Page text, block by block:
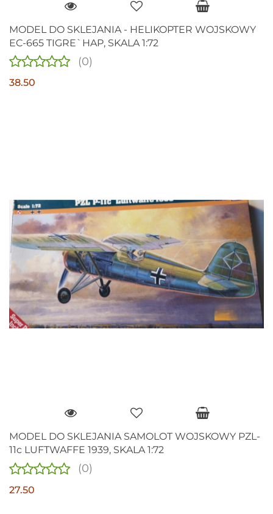
MODEL DO SKLEJANIA - HELIKOPTER WOJSKOWY
EC-665 TIGRE`HAP, SKALA 1:72
(0)
38.50
MODEL DO SKLEJANIA SAMOLOT WOJSKOWY PZL-
11c LUFTWAFFE 1939, SKALA 1:72
(0)
27.50